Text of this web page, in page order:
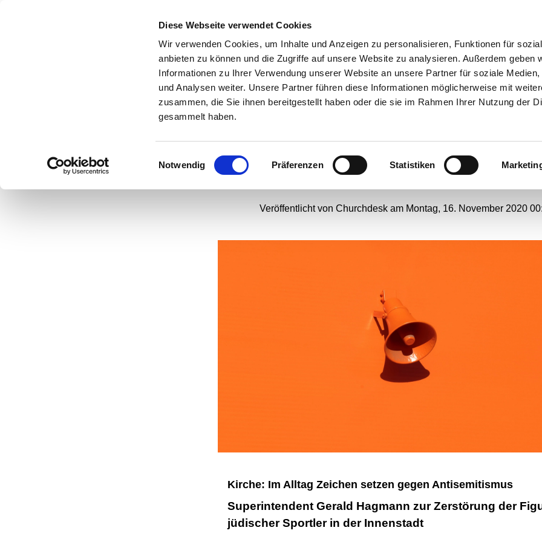
Diese Webseite verwendet Cookies
Wir verwenden Cookies, um Inhalte und Anzeigen zu personalisieren, Funktionen für
anbieten zu können und die Zugriffe auf unsere Website zu analysieren. Außerdem geben
Informationen zu Ihrer Verwendung unserer Website an unsere Partner für soziale Medien,
und Analysen weiter. Unsere Partner führen diese Informationen möglicherweise mit
zusammen, die Sie ihnen bereitgestellt haben oder die sie im Rahmen Ihrer Nutzung der
gesammelt haben.
Einwilligungsauswahl
Notwendig Präferenzen Statistiken
Kirche: Im Alltag Zeichen
# Webseiten-Migration
Veröffentlicht von Churchdesk am Montag, 16. November 2020
Kirche: Im Alltag Zeichen setzen gegen Antisemitismus
Superintendent Gerald Hagmann zur Zerstörung der
jüdischer Sportler in der Innenstadt